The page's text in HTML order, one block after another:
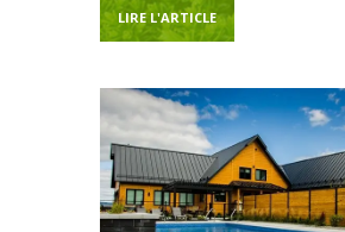
LIRE L'ARTICLE